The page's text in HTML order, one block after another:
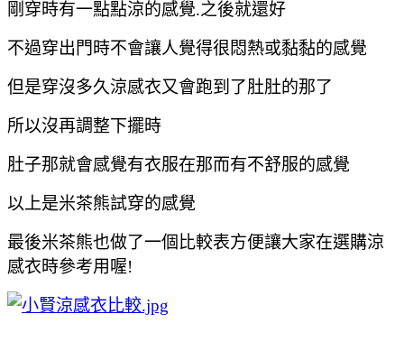
剛穿時有一點點涼的感覺.之後就還好
不過穿出門時不會讓人覺得很悶熱或黏黏的感覺
但是穿沒多久涼感衣又會跑到了肚肚的那了
所以沒再調整下擺時
肚子那就會感覺有衣服在那而有不舒服的感覺
以上是米茶熊試穿的感覺
最後米茶熊也做了一個比較表方便讓大家在選購涼
感衣時參考用喔!